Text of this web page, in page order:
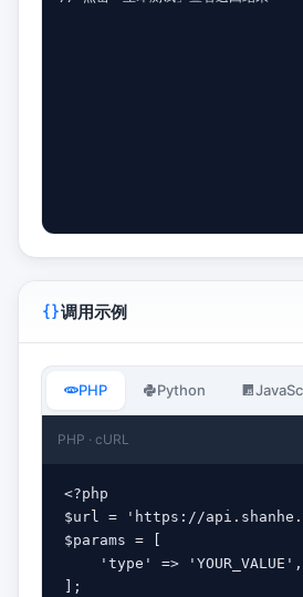
调用示例
PHP Python
PHP · cURL
<?php
$url = 'https://
$params = [
    'type' => 'YOUR_VALUE',
];